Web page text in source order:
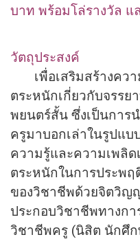
บาท พร้อมโล่รางวัล แ
วัตถุประสงค์
เพื่อเสริมสร้างควา
ตระหนักเกี่ยวกับจรรย
พยนตร์สั้น ซึ่งเป็นการ
ครูมาบอกเล่าในรูปแบ
ความรู้และความเพลิด
ตระหนักในการประพ
ของวิชาชีพด้วยจิตวิญ
ประกอบวิชาชีพทางกา
วิชาชีพครู (นิสิต นักศึ